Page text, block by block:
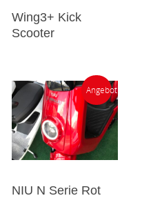
Wing3+ Kick
Scooter
Angebot!
NIU N Serie Rot